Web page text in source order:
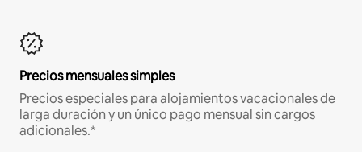
Precios mensuales simples
Precios especiales para alojamientos vacacionales de
larga duración y un único pago mensual sin cargos
adicionales.*